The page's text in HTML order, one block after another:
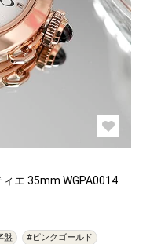
エ 35mm WGPA0014
盤
#ピンクゴールド